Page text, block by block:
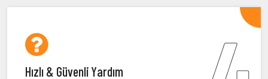
Hızlı & Güvenli Yardım